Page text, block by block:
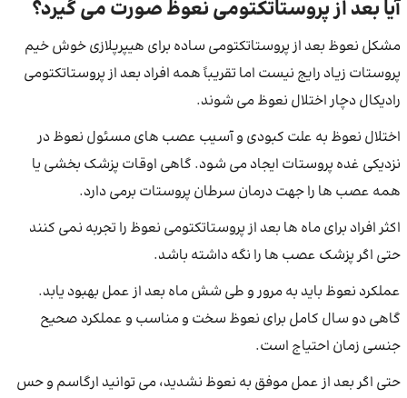
آیا بعد از پروستاتکتومی نعوظ صورت می‌ گیرد؟
مشکل نعوظ بعد از پروستاتکتومی ساده برای هیپرپلازی خوش خیم
پروستات زیاد رایج نیست اما تقریباً همه افراد بعد از پروستاتکتومی
رادیکال دچار اختلال نعوظ می شوند.
اختلال نعوظ به علت کبودی و آسیب عصب های مسئول نعوظ در
نزدیکی غده پروستات ایجاد می ‌شود. گاهی اوقات پزشک بخشی یا
همه عصب ها را جهت درمان سرطان پروستات برمی دارد.
اکثر افراد برای ماه ها بعد از پروستاتکتومی نعوظ را تجربه نمی کنند
حتی اگر پزشک عصب ها را نگه داشته باشد.
عملکرد نعوظ باید به مرور و طی شش ماه بعد از عمل بهبود یابد.
گاهی دو سال کامل برای نعوظ سخت و مناسب و عملکرد صحیح
جنسی زمان احتیاج است.
حتی اگر بعد از عمل موفق به نعوظ نشدید، می توانید ارگاسم و حس